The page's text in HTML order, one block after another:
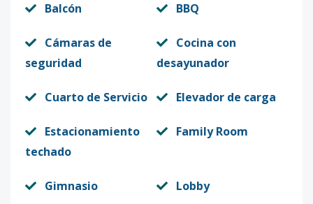
Balcón BBQ
Cámaras de
seguridad
Cocina con
desayunador
Cuarto de Servicio Elevador de carga
Estacionamiento
techado
Family Room
Gimnasio Lobby